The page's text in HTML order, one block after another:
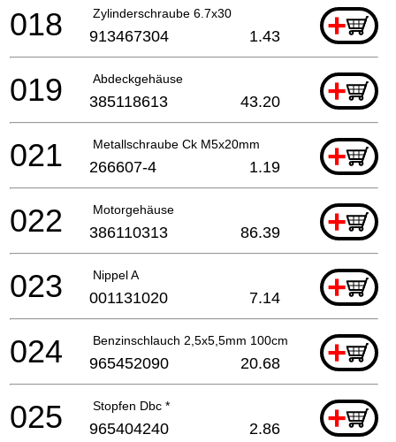
Zylinderschraube 6.7x30 +
018 913467304 1.43
Abdeckgehäuse +
019 385118613 43.20
Metallschraube Ck M5x20mm +
021 266607-4 1.19
Motorgehäuse +
022 386110313 86.39
Nippel A +
023 001131020 7.14
Benzinschlauch 2,5x5,5mm 100cm +
024 965452090 20.68
Stopfen Dbc * +
025 965404240 2.86